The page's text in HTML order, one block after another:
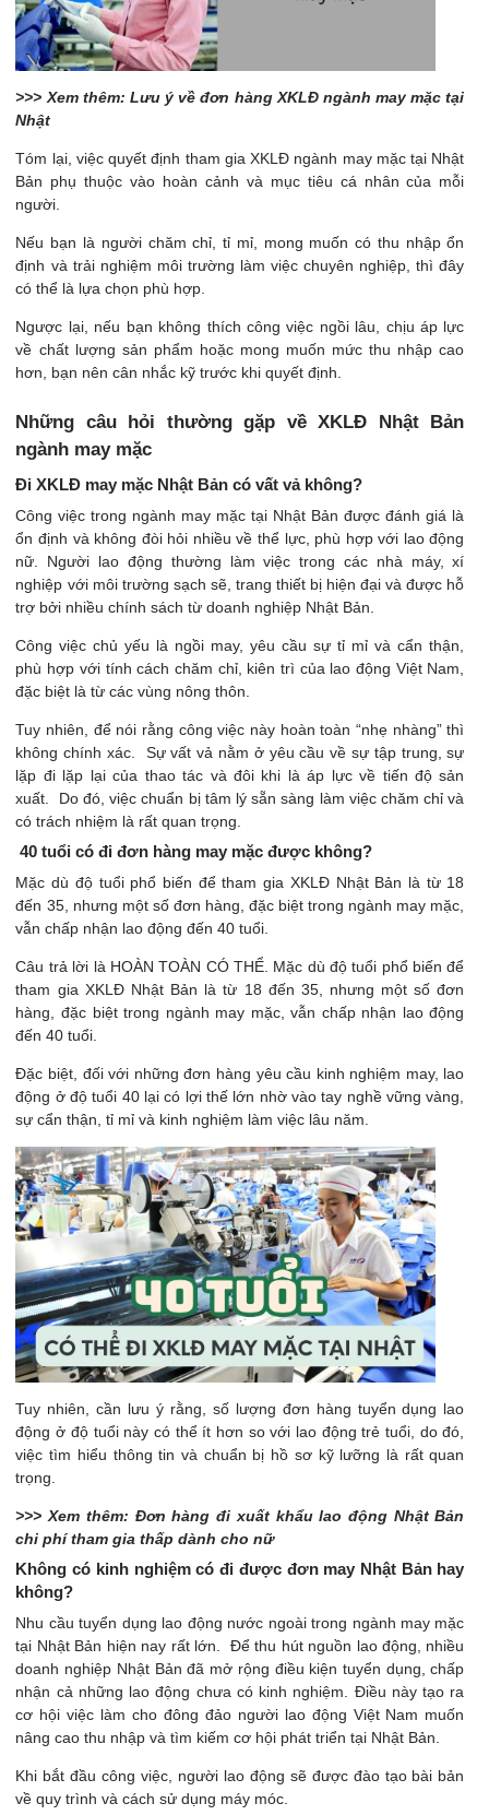
>>> Xem thêm: Lưu ý về đơn hàng XKLĐ ngành may mặc tại
Nhật
Tóm lại, việc quyết định tham gia XKLĐ ngành may mặc tại Nhật
Bản phụ thuộc vào hoàn cảnh và mục tiêu cá nhân của mỗi
người.
Nếu bạn là người chăm chỉ, tỉ mỉ, mong muốn có thu nhập ổn
định và trải nghiệm môi trường làm việc chuyên nghiệp, thì đây
có thể là lựa chọn phù hợp.
Ngược lại, nếu bạn không thích công việc ngồi lâu, chịu áp lực
về chất lượng sản phẩm hoặc mong muốn mức thu nhập cao
hơn, bạn nên cân nhắc kỹ trước khi quyết định.
Những câu hỏi thường gặp về XKLĐ Nhật Bản
ngành may mặc
Đi XKLĐ may mặc Nhật Bản có vất vả không?
Công việc trong ngành may mặc tại Nhật Bản được đánh giá là
ổn định và không đòi hỏi nhiều về thể lực, phù hợp với lao động
nữ. Người lao động thường làm việc trong các nhà máy, xí
nghiệp với môi trường sạch sẽ, trang thiết bị hiện đại và được hỗ
trợ bởi nhiều chính sách từ doanh nghiệp Nhật Bản.
Công việc chủ yếu là ngồi may, yêu cầu sự tỉ mỉ và cẩn thận,
phù hợp với tính cách chăm chỉ, kiên trì của lao động Việt Nam,
đặc biệt là từ các vùng nông thôn.
Tuy nhiên, để nói rằng công việc này hoàn toàn “nhẹ nhàng” thì
không chính xác. Sự vất vả nằm ở yêu cầu về sự tập trung, sự
lặp đi lặp lại của thao tác và đôi khi là áp lực về tiến độ sản
xuất. Do đó, việc chuẩn bị tâm lý sẵn sàng làm việc chăm chỉ và
có trách nhiệm là rất quan trọng.
40 tuổi có đi đơn hàng may mặc được không?
Mặc dù độ tuổi phổ biến để tham gia XKLĐ Nhật Bản là từ 18
đến 35, nhưng một số đơn hàng, đặc biệt trong ngành may mặc,
vẫn chấp nhận lao động đến 40 tuổi.
Câu trả lời là HOÀN TOÀN CÓ THỂ. Mặc dù độ tuổi phổ biến để
tham gia XKLĐ Nhật Bản là từ 18 đến 35, nhưng một số đơn
hàng, đặc biệt trong ngành may mặc, vẫn chấp nhận lao động
đến 40 tuổi.
Đặc biệt, đối với những đơn hàng yêu cầu kinh nghiệm may, lao
động ở độ tuổi 40 lại có lợi thế lớn nhờ vào tay nghề vững vàng,
sự cẩn thận, tỉ mỉ và kinh nghiệm làm việc lâu năm.
Tuy nhiên, cần lưu ý rằng, số lượng đơn hàng tuyển dụng lao
động ở độ tuổi này có thể ít hơn so với lao động trẻ tuổi, do đó,
việc tìm hiểu thông tin và chuẩn bị hồ sơ kỹ lưỡng là rất quan
trọng.
>>> Xem thêm: Đơn hàng đi xuất khẩu lao động Nhật Bản
chi phí tham gia thấp dành cho nữ
Không có kinh nghiệm có đi được đơn may Nhật Bản hay
không?
Nhu cầu tuyển dụng lao động nước ngoài trong ngành may mặc
tại Nhật Bản hiện nay rất lớn. Để thu hút nguồn lao động, nhiều
doanh nghiệp Nhật Bản đã mở rộng điều kiện tuyển dụng, chấp
nhận cả những lao động chưa có kinh nghiệm. Điều này tạo ra
cơ hội việc làm cho đông đảo người lao động Việt Nam muốn
nâng cao thu nhập và tìm kiếm cơ hội phát triển tại Nhật Bản.
Khi bắt đầu công việc, người lao động sẽ được đào tạo bài bản
về quy trình và cách sử dụng máy móc.